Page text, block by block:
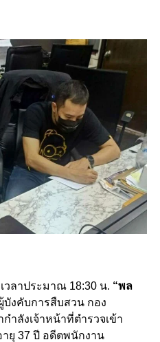
วลาประมาณ 18:30 น. “พล
บังคับการสืบสวน กอง
ำลังเจ้าหน้าที่ตำรวจเข้า
ายุ 37 ปี อดีตพนักงาน